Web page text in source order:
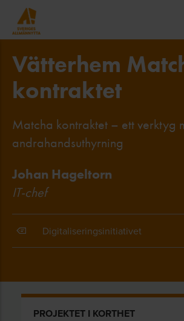
Vätterhem
kontraktet
Matcha kontraktet – ett verktyg
andrahandsuthyrning
Johan Hageltorn
IT-chef
Digitaliseringsinitiativet
PROJEKTET I KORTHET